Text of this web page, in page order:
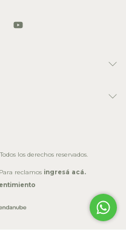
los derechos reservados.
reclamos ingresá acá.